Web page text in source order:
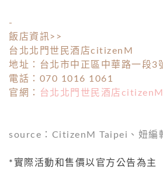
-
飯店資訊>>
台北北門世民酒店citizenM
地址：台北市中正區中華路一段3
電話：070 1016 1061
官網：
台北北門世民酒店citizenM
source：CitizenM Taipei、妞編
*實際活動和售價以官方公告為主